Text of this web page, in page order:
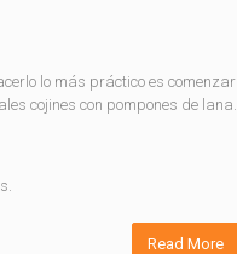
lo más práctico es comenzar
cojines con pompones de lana.
Read More